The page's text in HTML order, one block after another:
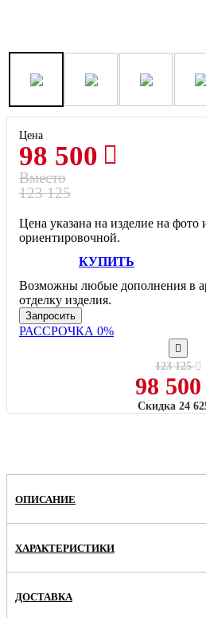
Цена
98 500
Вместо
123 125
Цена указана на изделие на фото
ориентировочной.
КУПИТЬ
Возможны любые дополнения в
отделку изделия.
Запросить
РАССРОЧКА 0%
123 125
98 500
Скидка 24
ОПИСАНИЕ
ХАРАКТЕРИСТИКИ
ДОСТАВКА